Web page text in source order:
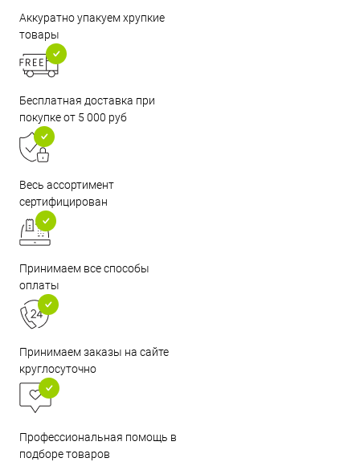
Аккуратно упакуем хрупкие
товары
Бесплатная доставка при
покупке от 5 000 руб
Весь ассортимент
сертифицирован
Принимаем все способы
оплаты
Принимаем заказы на сайте
круглосуточно
Профессиональная помощь в
подборе товаров